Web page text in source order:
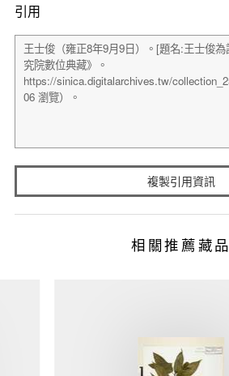
引用
複製引用資訊
相關推薦藏品